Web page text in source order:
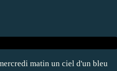
matin un ciel d'un bleu